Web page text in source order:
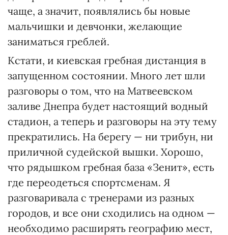
чаще, а значит, появлялись бы новые
мальчишки и девчонки, желающие
заниматься греблей.
Кстати, и киевская гребная дистанция в
запущенном состоянии. Много лет шли
разговоры о том, что на Матвеевском
заливе Днепра будет настоящий водный
стадион, а теперь и разговоры на эту тему
прекратились. На берегу — ни трибун, ни
приличной судейской вышки. Хорошо,
что рядышком гребная база «Зенит», есть
где переодеться спортсменам. Я
разговаривала с тренерами из разных
городов, и все они сходились на одном —
необходимо расширять географию мест,